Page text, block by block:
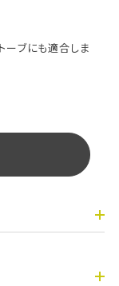
ーブにも適合しま